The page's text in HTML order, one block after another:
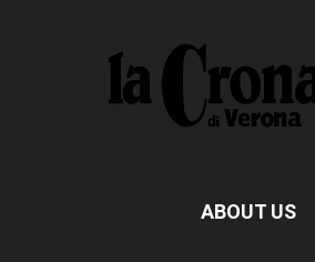
ABOUT US